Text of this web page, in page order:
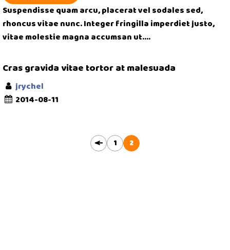
2014-08-11
jrychel
Cras gravida vitae tortor at malesuada
Suspendisse quam arcu, placerat vel sodales sed,
rhoncus vitae nunc. Integer fringilla imperdiet justo,
vitae molestie magna accumsan ut....
1 2